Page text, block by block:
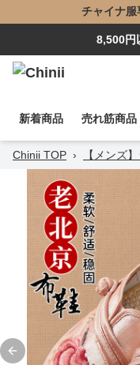
チャイナ服
8,500円
新着商品 売れ筋商品
Chinii TOP › 【メンズ
Previous slide